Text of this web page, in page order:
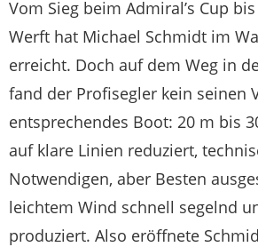
Vom Sieg beim Admiral’s Cup
Werft hat Michael Schmidt im
erreicht. Doch auf dem Weg in
fand der Profisegler kein seinen
entsprechendes Boot: 20 m bis
auf klare Linien reduziert,
Notwendigen, aber Besten
leichtem Wind schnell segelnd
produziert. Also eröffnete